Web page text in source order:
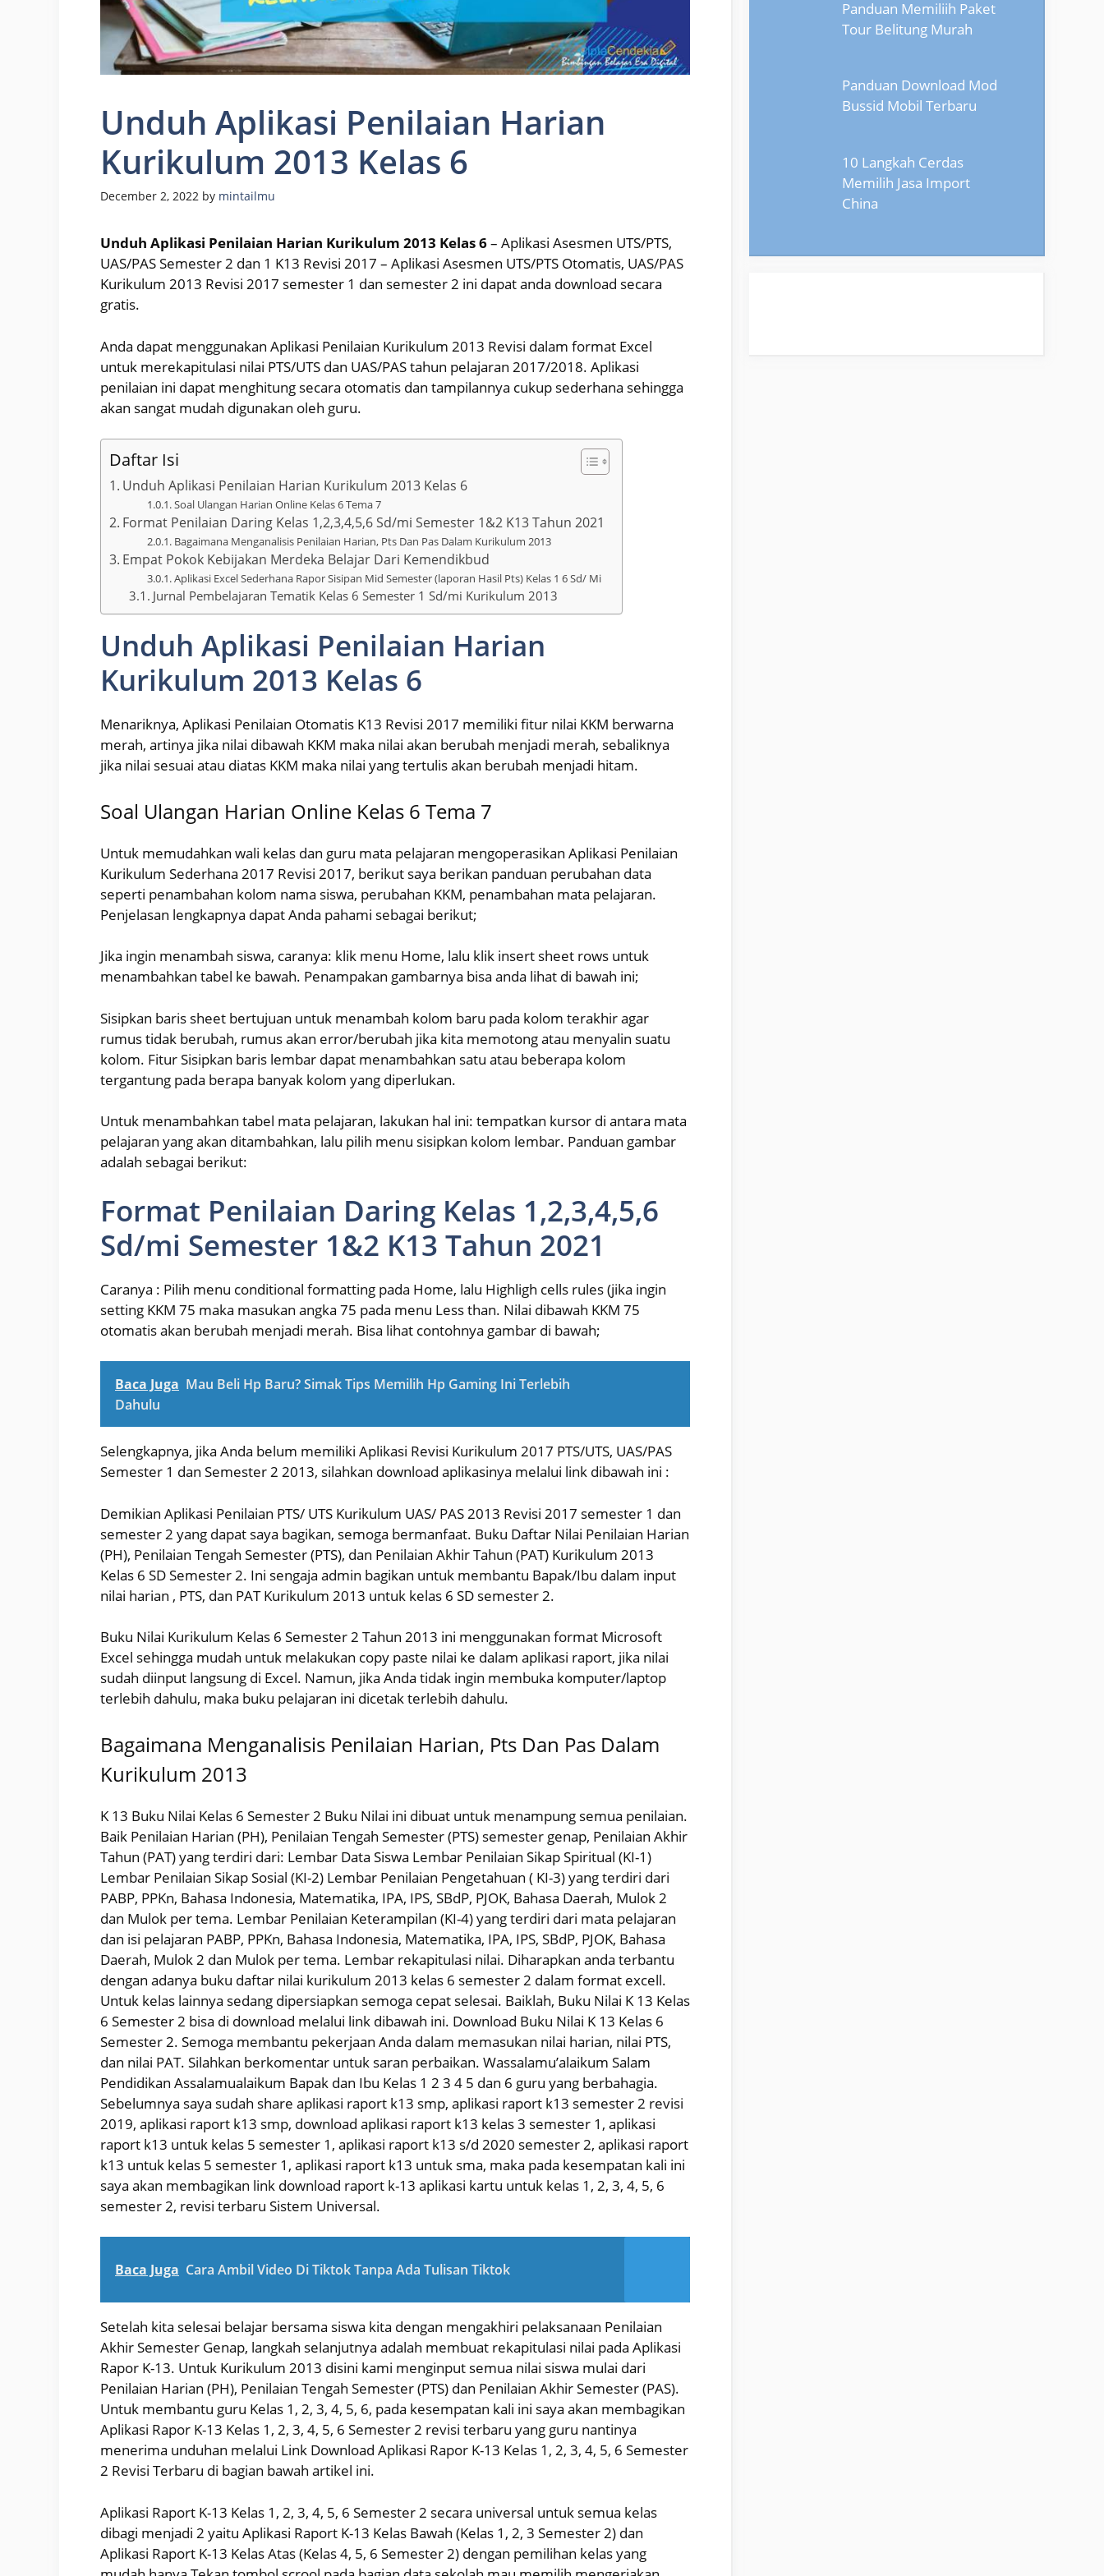
Unduh Aplikasi Penilaian Harian
Kurikulum 2013 Kelas 6
December 2, 2022 by mintailmu
Unduh Aplikasi Penilaian Harian Kurikulum 2013 Kelas 6– Aplikasi Asesmen UTS/PTS,
UAS/PAS Semester 2 dan 1 K13 Revisi 2017 – Aplikasi Asesmen UTS/PTS Otomatis, UAS/PAS
Kurikulum 2013 Revisi 2017 semester 1 dan semester 2 ini dapat anda download secara
gratis.
Anda dapat menggunakan Aplikasi Penilaian Kurikulum 2013 Revisi dalam format Excel
untuk merekapitulasi nilai PTS/UTS dan UAS/PAS tahun pelajaran 2017/2018. Aplikasi
penilaian ini dapat menghitung secara otomatis dan tampilannya cukup sederhana sehingga
akan sangat mudah digunakan oleh guru.
Daftar Isi
Unduh Aplikasi Penilaian Harian Kurikulum 2013 Kelas 6
Soal Ulangan Harian Online Kelas 6 Tema 7
Format Penilaian Daring Kelas 1,2,3,4,5,6 Sd/mi Semester 1&2 K13 Tahun 2021
Bagaimana Menganalisis Penilaian Harian, Pts Dan Pas Dalam Kurikulum 2013
Empat Pokok Kebijakan Merdeka Belajar Dari Kemendikbud
Aplikasi Excel Sederhana Rapor Sisipan Mid Semester (laporan Hasil Pts) Kelas 1 6 Sd/ Mi
Jurnal Pembelajaran Tematik Kelas 6 Semester 1 Sd/mi Kurikulum 2013
Unduh Aplikasi Penilaian Harian
Kurikulum 2013 Kelas 6
Menariknya, Aplikasi Penilaian Otomatis K13 Revisi 2017 memiliki fitur nilai KKM berwarna
merah, artinya jika nilai dibawah KKM maka nilai akan berubah menjadi merah, sebaliknya
jika nilai sesuai atau diatas KKM maka nilai yang tertulis akan berubah menjadi hitam.
Soal Ulangan Harian Online Kelas 6 Tema 7
Untuk memudahkan wali kelas dan guru mata pelajaran mengoperasikan Aplikasi Penilaian
Kurikulum Sederhana 2017 Revisi 2017, berikut saya berikan panduan perubahan data
seperti penambahan kolom nama siswa, perubahan KKM, penambahan mata pelajaran.
Penjelasan lengkapnya dapat Anda pahami sebagai berikut;
Jika ingin menambah siswa, caranya: klik menu Home, lalu klik insert sheet rows untuk
menambahkan tabel ke bawah. Penampakan gambarnya bisa anda lihat di bawah ini;
Sisipkan baris sheet bertujuan untuk menambah kolom baru pada kolom terakhir agar
rumus tidak berubah, rumus akan error/berubah jika kita memotong atau menyalin suatu
kolom. Fitur Sisipkan baris lembar dapat menambahkan satu atau beberapa kolom
tergantung pada berapa banyak kolom yang diperlukan.
Untuk menambahkan tabel mata pelajaran, lakukan hal ini: tempatkan kursor di antara mata
pelajaran yang akan ditambahkan, lalu pilih menu sisipkan kolom lembar. Panduan gambar
adalah sebagai berikut:
Format Penilaian Daring Kelas 1,2,3,4,5,6
Sd/mi Semester 1&2 K13 Tahun 2021
Caranya : Pilih menu conditional formatting pada Home, lalu Highligh cells rules (jika ingin
setting KKM 75 maka masukan angka 75 pada menu Less than. Nilai dibawah KKM 75
otomatis akan berubah menjadi merah. Bisa lihat contohnya gambar di bawah;
Baca Juga Mau Beli Hp Baru? Simak Tips Memilih Hp Gaming Ini Terlebih
Dahulu
Selengkapnya, jika Anda belum memiliki Aplikasi Revisi Kurikulum 2017 PTS/UTS, UAS/PAS
Semester 1 dan Semester 2 2013, silahkan download aplikasinya melalui link dibawah ini :
Demikian Aplikasi Penilaian PTS/ UTS Kurikulum UAS/ PAS 2013 Revisi 2017 semester 1 dan
semester 2 yang dapat saya bagikan, semoga bermanfaat. Buku Daftar Nilai Penilaian Harian
(PH), Penilaian Tengah Semester (PTS), dan Penilaian Akhir Tahun (PAT) Kurikulum 2013
Kelas 6 SD Semester 2. Ini sengaja admin bagikan untuk membantu Bapak/Ibu dalam input
nilai harian , PTS, dan PAT Kurikulum 2013 untuk kelas 6 SD semester 2.
Buku Nilai Kurikulum Kelas 6 Semester 2 Tahun 2013 ini menggunakan format Microsoft
Excel sehingga mudah untuk melakukan copy paste nilai ke dalam aplikasi raport, jika nilai
sudah diinput langsung di Excel. Namun, jika Anda tidak ingin membuka komputer/laptop
terlebih dahulu, maka buku pelajaran ini dicetak terlebih dahulu.
Bagaimana Menganalisis Penilaian Harian, Pts Dan Pas Dalam
Kurikulum 2013
K 13 Buku Nilai Kelas 6 Semester 2 Buku Nilai ini dibuat untuk menampung semua penilaian.
Baik Penilaian Harian (PH), Penilaian Tengah Semester (PTS) semester genap, Penilaian Akhir
Tahun (PAT) yang terdiri dari: Lembar Data Siswa Lembar Penilaian Sikap Spiritual (KI-1)
Lembar Penilaian Sikap Sosial (KI-2) Lembar Penilaian Pengetahuan ( KI-3) yang terdiri dari
PABP, PPKn, Bahasa Indonesia, Matematika, IPA, IPS, SBdP, PJOK, Bahasa Daerah, Mulok 2
dan Mulok per tema. Lembar Penilaian Keterampilan (KI-4) yang terdiri dari mata pelajaran
dan isi pelajaran PABP, PPKn, Bahasa Indonesia, Matematika, IPA, IPS, SBdP, PJOK, Bahasa
Daerah, Mulok 2 dan Mulok per tema. Lembar rekapitulasi nilai. Diharapkan anda terbantu
dengan adanya buku daftar nilai kurikulum 2013 kelas 6 semester 2 dalam format excell.
Untuk kelas lainnya sedang dipersiapkan semoga cepat selesai. Baiklah, Buku Nilai K 13 Kelas
6 Semester 2 bisa di download melalui link dibawah ini. Download Buku Nilai K 13 Kelas 6
Semester 2. Semoga membantu pekerjaan Anda dalam memasukan nilai harian, nilai PTS,
dan nilai PAT. Silahkan berkomentar untuk saran perbaikan. Wassalamu’alaikum Salam
Pendidikan Assalamualaikum Bapak dan Ibu Kelas 1 2 3 4 5 dan 6 guru yang berbahagia.
Sebelumnya saya sudah share aplikasi raport k13 smp, aplikasi raport k13 semester 2 revisi
2019, aplikasi raport k13 smp, download aplikasi raport k13 kelas 3 semester 1, aplikasi
raport k13 untuk kelas 5 semester 1, aplikasi raport k13 s/d 2020 semester 2, aplikasi raport
k13 untuk kelas 5 semester 1, aplikasi raport k13 untuk sma, maka pada kesempatan kali ini
saya akan membagikan link download raport k-13 aplikasi kartu untuk kelas 1, 2, 3, 4, 5, 6
semester 2, revisi terbaru Sistem Universal.
Baca Juga Cara Ambil Video Di Tiktok Tanpa Ada Tulisan Tiktok
Setelah kita selesai belajar bersama siswa kita dengan mengakhiri pelaksanaan Penilaian
Akhir Semester Genap, langkah selanjutnya adalah membuat rekapitulasi nilai pada Aplikasi
Rapor K-13. Untuk Kurikulum 2013 disini kami menginput semua nilai siswa mulai dari
Penilaian Harian (PH), Penilaian Tengah Semester (PTS) dan Penilaian Akhir Semester (PAS).
Untuk membantu guru Kelas 1, 2, 3, 4, 5, 6, pada kesempatan kali ini saya akan membagikan
Aplikasi Rapor K-13 Kelas 1, 2, 3, 4, 5, 6 Semester 2 revisi terbaru yang guru nantinya
menerima unduhan melalui Link Download Aplikasi Rapor K-13 Kelas 1, 2, 3, 4, 5, 6 Semester
2 Revisi Terbaru di bagian bawah artikel ini.
Aplikasi Raport K-13 Kelas 1, 2, 3, 4, 5, 6 Semester 2 secara universal untuk semua kelas
dibagi menjadi 2 yaitu Aplikasi Raport K-13 Kelas Bawah (Kelas 1, 2, 3 Semester 2) dan
Aplikasi Raport K-13 Kelas Atas (Kelas 4, 5, 6 Semester 2) dengan pemilihan kelas yang
Panduan Memiliih Paket
Tour Belitung Murah
Panduan Download Mod
Bussid Mobil Terbaru
10 Langkah Cerdas
Memilih Jasa Import
China